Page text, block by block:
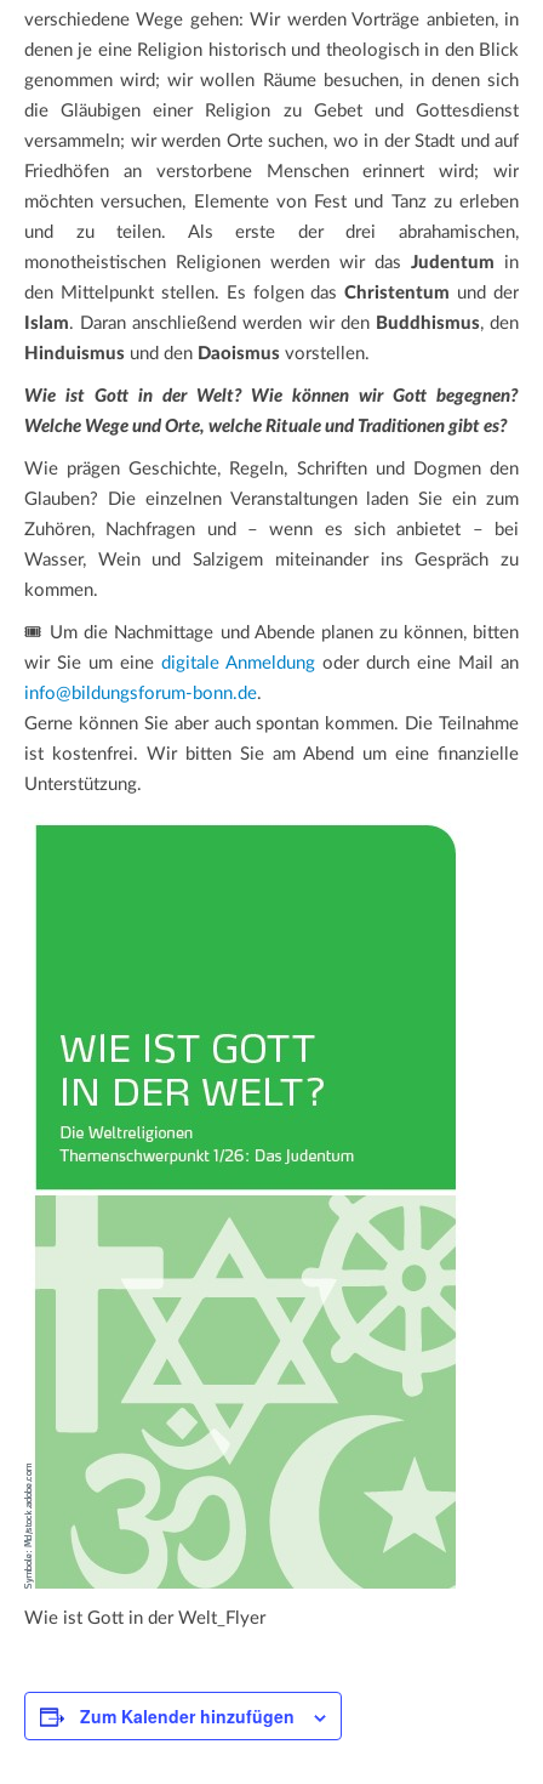
verschiedene Wege gehen: Wir werden Vorträge anbieten, in
denen je eine Religion historisch und theologisch in den Blick
genommen wird; wir wollen Räume besuchen, in denen sich
die Gläubigen einer Religion zu Gebet und Gottesdienst
versammeln; wir werden Orte suchen, wo in der Stadt und auf
Friedhöfen an verstorbene Menschen erinnert wird; wir
möchten versuchen, Elemente von Fest und Tanz zu erleben
und zu teilen. Als erste der drei abrahamischen,
monotheistischen Religionen werden wir das Judentum in
den Mittelpunkt stellen. Es folgen dasChristentum und der
Islam. Daran anschließend werden wir den Buddhismus, den
Hinduismus und den Daoismus vorstellen.
Wie ist Gott in der Welt? Wie können wir Gott begegnen?
Welche Wege und Orte, welche Rituale und Traditionen gibt es?
Wie prägen Geschichte, Regeln, Schriften und Dogmen den
Glauben? Die einzelnen Veranstaltungen laden Sie ein zum
Zuhören, Nachfragen und – wenn es sich anbietet – bei
Wasser, Wein und Salzigem miteinander ins Gespräch zu
kommen.
🎟️ Um die Nachmittage und Abende planen zu können, bitten
wir Sie um eine digitale Anmeldung oder durch eine Mail an
info@bildungsforum-bonn.de.
Gerne können Sie aber auch spontan kommen. Die Teilnahme
ist kostenfrei. Wir bitten Sie am Abend um eine finanzielle
Unterstützung.
Wie ist Gott in der Welt_Flyer
Zum Kalender hinzufügen